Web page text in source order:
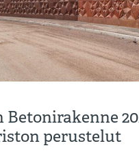
Betonirakenne
perustelut